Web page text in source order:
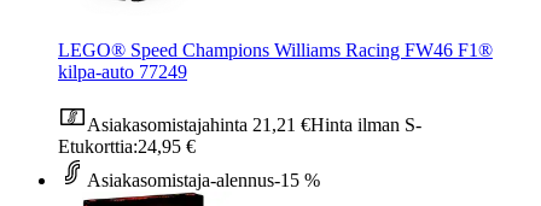
LEGO® Speed Champions Williams Racing FW46 F1®
kilpa-auto 77249
Asiakasomistajahinta 21,21 €Hinta ilman S-
Etukorttia:24,95 €
Asiakasomistaja-alennus-15 %